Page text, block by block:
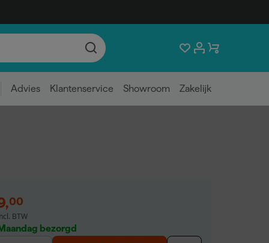
Advies Klantenservice Showroom Zakelijk
,00
BTW
bezorgd